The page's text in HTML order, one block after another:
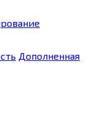
Дополненная